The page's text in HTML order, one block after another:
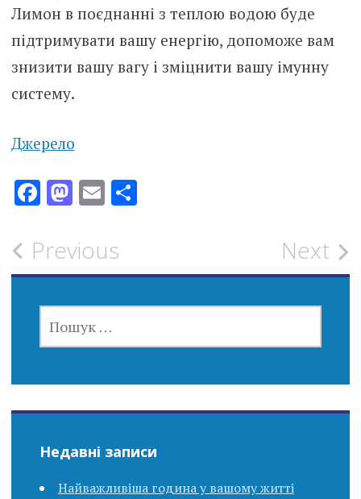
Лимон в поєднанні з теплою водою буде
підтримувати вашу енергію, допоможе вам
знизити вашу вагу і зміцнити вашу імунну
систему.
Джерело
Facebook
Mastodon
EmailПоділитися
Post
navigation
Previous Next
Недавні записи
Найважливіша година у вашому житті